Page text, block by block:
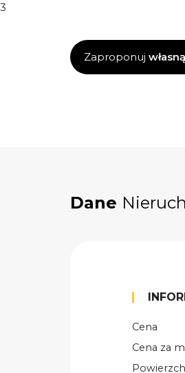
3
Zaproponuj
Dane
Cena
Cena za